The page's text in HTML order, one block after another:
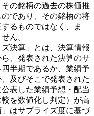
の銘柄の過去の株価推
であり、その銘柄の将
るものではなく、ま
ん。
決算」とは、決算情報
、発表された決算のサ
半期であるか、業績予
及びそこで発表された
表した業績予想・配当
を数値化し判定）が高
はサプライズ度に基づ